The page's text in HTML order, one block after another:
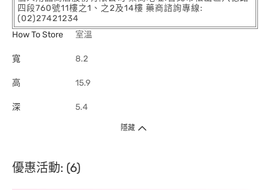
四段760號11樓之1、之2及14樓 藥商諮詢專線:
(02)27421234
How To Store
室溫
寬 8.2
高 15.9
深 5.4
隱藏
優惠活動: (6)